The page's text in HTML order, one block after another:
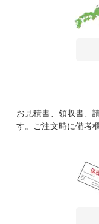
お見積書、領収書、
す。ご注文時に備考